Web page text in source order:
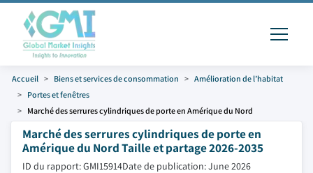
Accueil Biens et services de consommation
Amélioration de l’habitat
Portes et fenêtres
Marché des serrures cylindriques de porte en Amérique du Nord
Marché des serrures cylindriques de porte en
Amérique du Nord Taille et partage 2026-2035
ID du rapport: GMI15914Date de publication: June 2026